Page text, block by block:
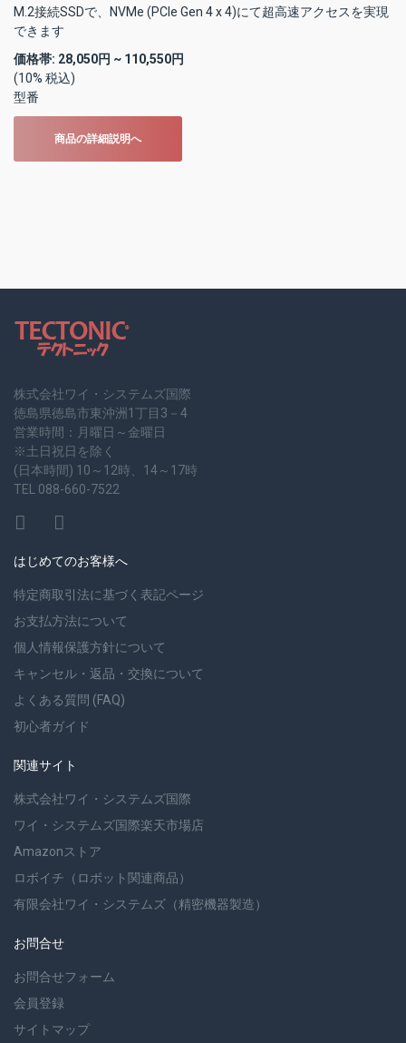
M.2接続SSDで、NVMe (PCIe Gen 4 x 4)にて超高速アクセスを実現
できます
価格帯: 28,050円 ~ 110,550円
(10% 税込)
型番
商品の詳細説明へ
株式会社ワイ・システムズ国際
徳島県徳島市東沖洲1丁目3－4
営業時間：月曜日～金曜日
※土日祝日を除く
(日本時間) 10～12時、14～17時
TEL 088-660-7522
はじめてのお客様へ
特定商取引法に基づく表記ページ
お支払方法について
個人情報保護方針について
キャンセル・返品・交換について
よくある質問 (FAQ)
初心者ガイド
関連サイト
株式会社ワイ・システムズ国際
ワイ・システムズ国際楽天市場店
Amazonストア
ロボイチ（ロボット関連商品）
有限会社ワイ・システムズ（精密機器製造）
お問合せ
お問合せフォーム
会員登録
サイトマップ